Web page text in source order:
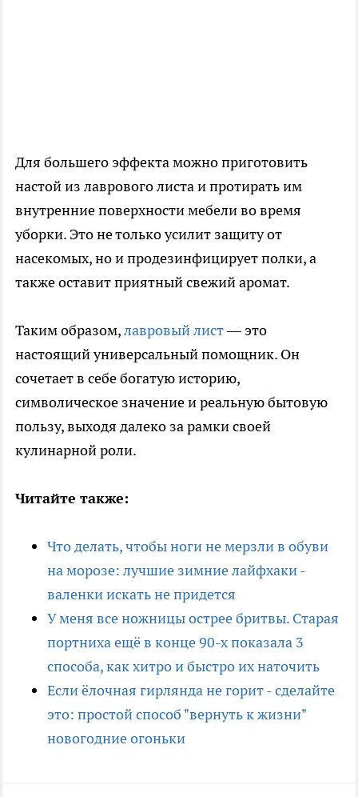
Для большего эффекта можно приготовить
настой из лаврового листа и протирать им
внутренние поверхности мебели во время
уборки. Это не только усилит защиту от
насекомых, но и продезинфицирует полки, а
также оставит приятный свежий аромат.
Таким образом,лавровый лист— это
настоящий универсальный помощник. Он
сочетает в себе богатую историю,
символическое значение и реальную бытовую
пользу, выходя далеко за рамки своей
кулинарной роли.
Читайте также:
Что делать, чтобы ноги не мерзли в обуви
на морозе: лучшие зимние лайфхаки -
валенки искать не придется
У меня все ножницы острее бритвы. Старая
портниха ещё в конце 90-х показала 3
способа, как хитро и быстро их наточить
Если ёлочная гирлянда не горит - сделайте
это: простой способ "вернуть к жизни"
новогодние огоньки